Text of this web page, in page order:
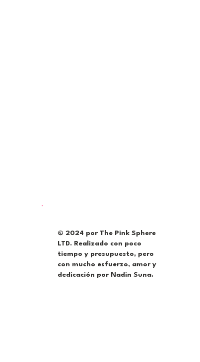
© 2024 por The Pink Sphere
LTD. Realizado con poco
tiempo y presupuesto, pero
con mucho esfuerzo, amor y
dedicación por Nadin Suna.